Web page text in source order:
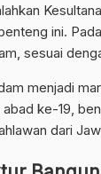
ini.
sesuai
menjadi
ke-19,
dari